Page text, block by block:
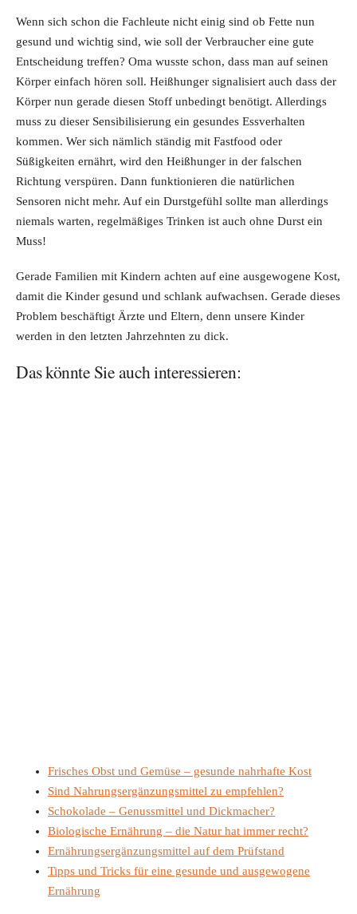
Wenn sich schon die Fachleute nicht einig sind ob Fette nun
gesund und wichtig sind, wie soll der Verbraucher eine gute
Entscheidung treffen? Oma wusste schon, dass man auf seinen
Körper einfach hören soll. Heißhunger signalisiert auch dass der
Körper nun gerade diesen Stoff unbedingt benötigt. Allerdings
muss zu dieser Sensibilisierung ein gesundes Essverhalten
kommen. Wer sich nämlich ständig mit Fastfood oder
Süßigkeiten ernährt, wird den Heißhunger in der falschen
Richtung verspüren. Dann funktionieren die natürlichen
Sensoren nicht mehr. Auf ein Durstgefühl sollte man allerdings
niemals warten, regelmäßiges Trinken ist auch ohne Durst ein
Muss!
Gerade Familien mit Kindern achten auf eine ausgewogene Kost,
damit die Kinder gesund und schlank aufwachsen. Gerade dieses
Problem beschäftigt Ärzte und Eltern, denn unsere Kinder
werden in den letzten Jahrzehnten zu dick.
Das könnte Sie auch interessieren:
Frisches Obst und Gemüse – gesunde nahrhafte Kost
Sind Nahrungsergänzungsmittel zu empfehlen?
Schokolade – Genussmittel und Dickmacher?
Biologische Ernährung – die Natur hat immer recht?
Ernährungsergänzungsmittel auf dem Prüfstand
Tipps und Tricks für eine gesunde und ausgewogene
Ernährung